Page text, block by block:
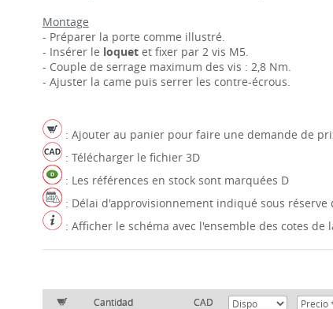
Montage
- Préparer la porte comme illustré.
- Insérer le loquet et fixer par 2 vis M5.
- Couple de serrage maximum des vis : 2,8 Nm.
- Ajuster la came puis serrer les contre-écrous.
: Ajouter au panier pour faire une demande de
: Télécharger le fichier 3D
: Les références en stock sont marquées D
: Délai d'approvisionnement indiqué sous
: Afficher le schéma avec l'ensemble des cotes de
Cantidad CAD